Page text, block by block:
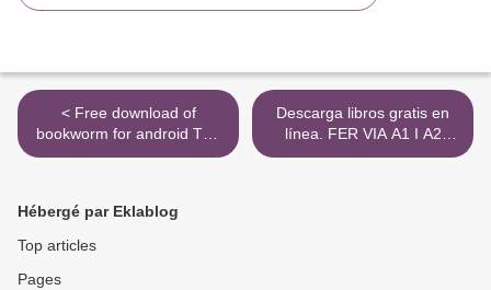
< Free download of
bookworm for android The
Math Dude's Quick and
Marshall
Descarga libros gratis en
línea. FER VIA A1 I A2
(NIVELLS DE VALENCIA)
Hébergé par Eklablog
Top articles
Pages